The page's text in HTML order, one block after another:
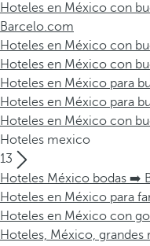
Hoteles en México con
Barcelo.com
Hoteles en México con
Hoteles en México con
Hoteles en México para
Hoteles en México para
Hoteles en México con
Hoteles mexico
13
Hoteles México bodas ➡️
Hoteles en México para
Hoteles en México con
Hoteles, México,